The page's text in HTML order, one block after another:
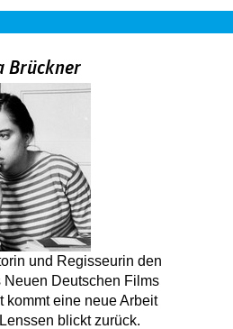
Brückner
und Regisseurin den
Deutschen Films
kommt eine neue Arbeit
blickt zurück.